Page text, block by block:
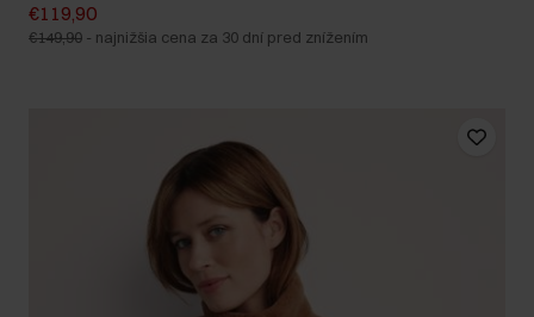
€119,90
€149,90 - najnižšia cena za 30 dní pred znížením